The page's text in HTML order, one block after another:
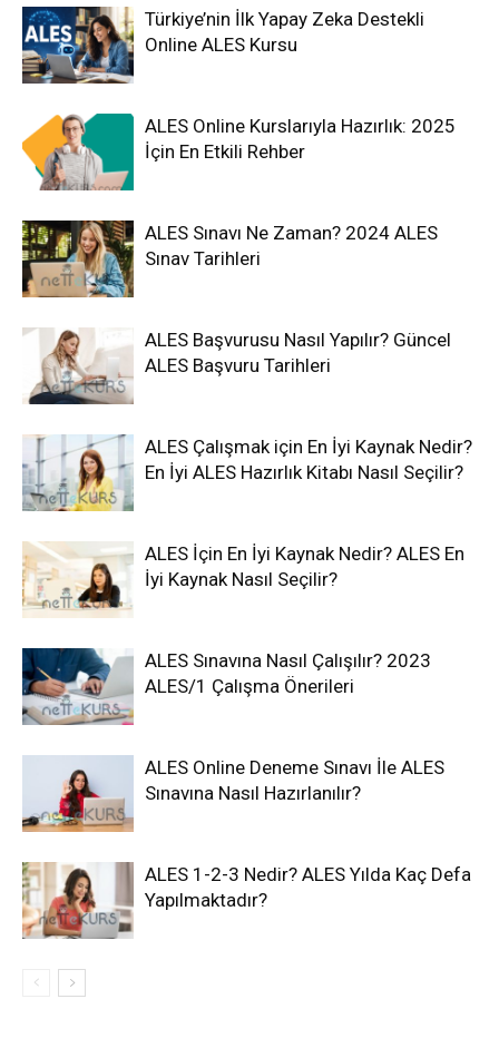
Türkiye’nin İlk Yapay Zeka Destekli
Online ALES Kursu
ALES Online Kurslarıyla Hazırlık: 2025
İçin En Etkili Rehber
ALES Sınavı Ne Zaman? 2024 ALES
Sınav Tarihleri
ALES Başvurusu Nasıl Yapılır? Güncel
ALES Başvuru Tarihleri
ALES Çalışmak için En İyi Kaynak Nedir?
En İyi ALES Hazırlık Kitabı Nasıl Seçilir?
ALES İçin En İyi Kaynak Nedir? ALES En
İyi Kaynak Nasıl Seçilir?
ALES Sınavına Nasıl Çalışılır? 2023
ALES/1 Çalışma Önerileri
ALES Online Deneme Sınavı İle ALES
Sınavına Nasıl Hazırlanılır?
ALES 1-2-3 Nedir? ALES Yılda Kaç Defa
Yapılmaktadır?